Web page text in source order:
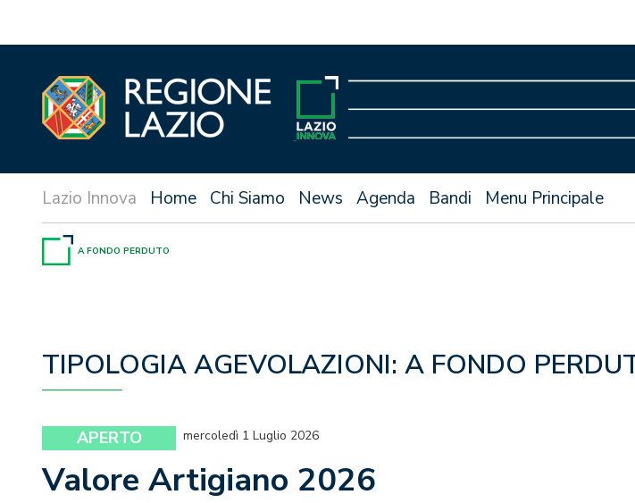
Home Chi Siamo News Agenda Bandi Menu Principale
A FONDO PERDUTO
TIPOLOGIA AGEVOLAZIONI: A FONDO
APERTO mercoledì 1 Luglio 2026
Valore Artigiano 2026